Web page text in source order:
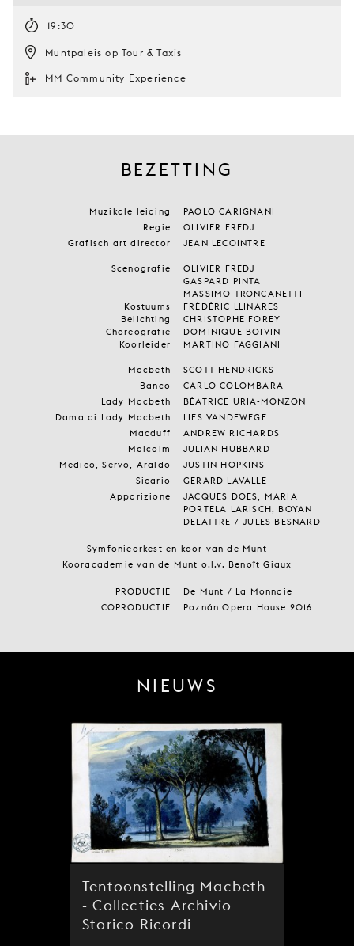
19:30
Muntpaleis op Tour & Taxis
MM Community Experience
BEZETTING
Muzikale leiding
PAOLO CARIGNANI
Regie
OLIVIER FREDJ
Grafisch art director
JEAN LECOINTRE
Scenografie
OLIVIER FREDJ
GASPARD PINTA
MASSIMO TRONCANETTI
Kostuums
FRÉDÉRIC LLINARES
Belichting
CHRISTOPHE FOREY
Choreografie
DOMINIQUE BOIVIN
Koorleider
MARTINO FAGGIANI
Macbeth
SCOTT HENDRICKS
Banco
CARLO COLOMBARA
Lady Macbeth
BÉATRICE URIA-MONZON
Dama di Lady Macbeth
LIES VANDEWEGE
Macduff
ANDREW RICHARDS
Malcolm
JULIAN HUBBARD
Medico, Servo, Araldo
JUSTIN HOPKINS
Sicario
GERARD LAVALLE
Apparizione
JACQUES DOES, MARIA
PORTELA LARISCH, BOYAN
DELATTRE / JULES BESNARD
Symfonieorkest en koor van de Munt
Kooracademie van de Munt o.l.v. Benoît Giaux
PRODUCTIE
De Munt / La Monnaie
COPRODUCTIE
Poznán Opera House 2016
NIEUWS
Tentoonstelling Macbeth
- Collecties Archivio
Storico Ricordi